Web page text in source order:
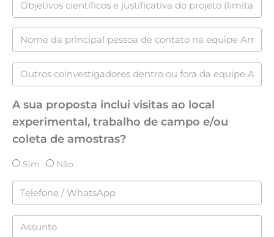
A sua proposta inclui visitas ao local
experimental, trabalho de campo e/ou
coleta de amostras?
Sim Não